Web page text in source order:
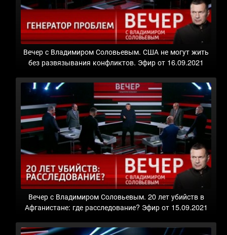
Вечер с Владимиром Соловьевым. США не могут жить
без развязывания конфликтов. Эфир от 16.09.2021
Вечер с Владимиром Соловьевым. 20 лет убийств в
Афганистане: где расследование? Эфир от 15.09.2021